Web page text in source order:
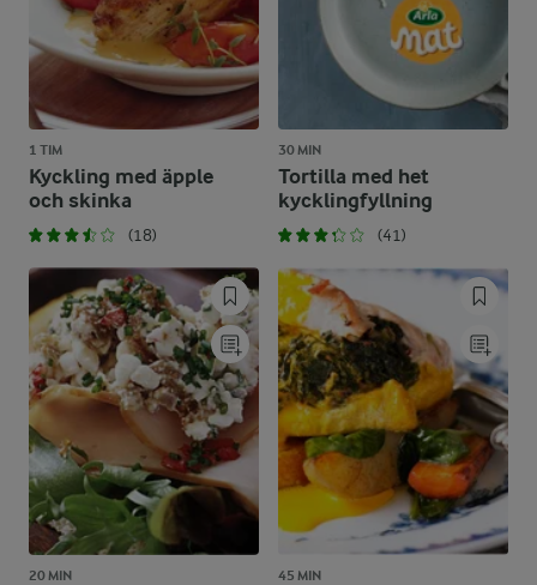
1 TIM
Kyckling med äpple
och skinka
(18)
30 MIN
Tortilla med het
kycklingfyllning
(41)
20 MIN 45 MIN